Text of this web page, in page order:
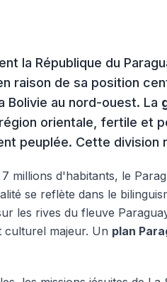
la République du
raison de sa position
Bolivie au nord-ouest. La
orientale, fertile et
peuplée. Cette
millions d'habitants, le
se reflète dans le
les rives du fleuve
culturel majeur. Un plan